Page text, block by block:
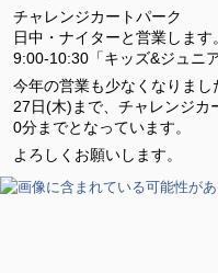
チャレンジカートパーク
日中・ナイターと営業します。
9:00-10:30「キッズ&ジュニ
今年の営業も少なくなりま
27日(木)まで、チャレンジカ
0分までとなっています。
よろしくお願いします。